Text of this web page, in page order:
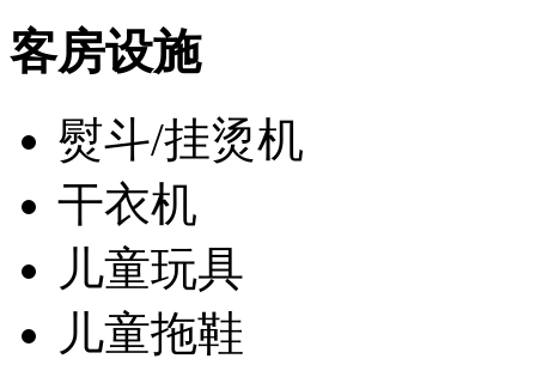
客房设施
熨斗/挂烫机
干衣机
儿童玩具
儿童拖鞋